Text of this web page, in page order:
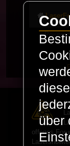
©
offenes
über